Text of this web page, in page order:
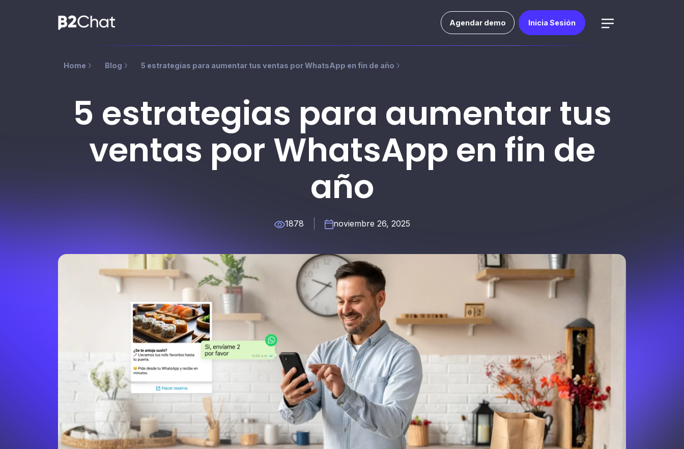
Agendar demo Inicia Sesión
Home Blog 5 estrategias para aumentar tus ventas por WhatsApp en fin de año
5 estrategias para aumentar tus
ventas por WhatsApp en fin de
año
1878 noviembre 26, 2025